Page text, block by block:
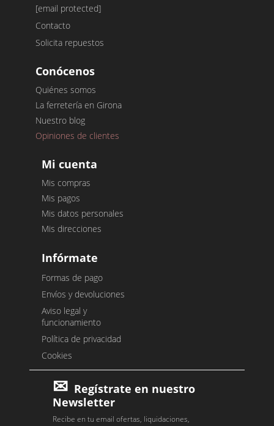
[email protected]
Contacto
Solicita repuestos
Conócenos
Quiénes somos
La ferretería en Girona
Nuestro blog
Opiniones de clientes
Mi cuenta
Mis compras
Mis pagos
Mis datos personales
Mis direcciones
Infórmate
Formas de pago
Envíos y devoluciones
Aviso legal y
funcionamiento
Política de privacidad
Cookies
Regístrate en nuestro
Newsletter
Recibe en tu email ofertas, liquidaciones,